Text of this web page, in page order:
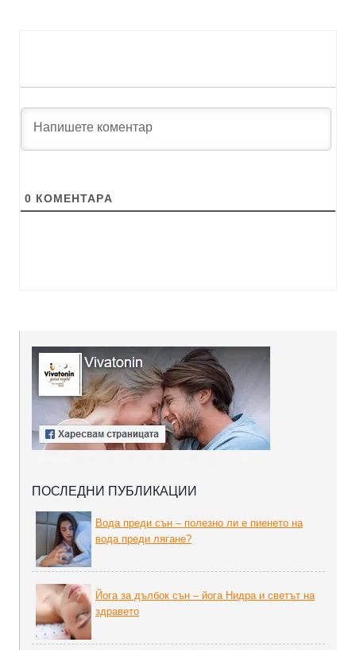
0 КОМЕНТАРA
ПОСЛЕДНИ ПУБЛИКАЦИИ
Вода преди сън – полезно ли е пиенето на
вода преди лягане?
Йога за дълбок сън – йога Нидра и светът на
здравето